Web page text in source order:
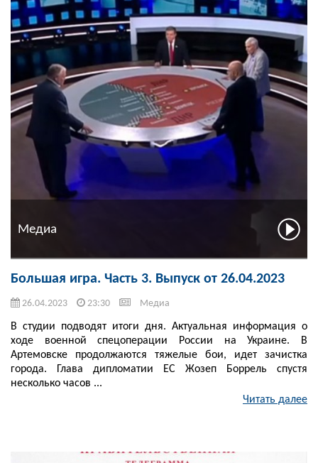
Медиа
Большая игра. Часть 3. Выпуск от 26.04.2023
26.04.2023 23:30 Медиа
В студии подводят итоги дня. Актуальная информация о
ходе военной спецоперации России на Украине. В
Артемовске продолжаются тяжелые бои, идет зачистка
города. Глава дипломатии ЕС Жозеп Боррель спустя
несколько часов ...
Читать далее